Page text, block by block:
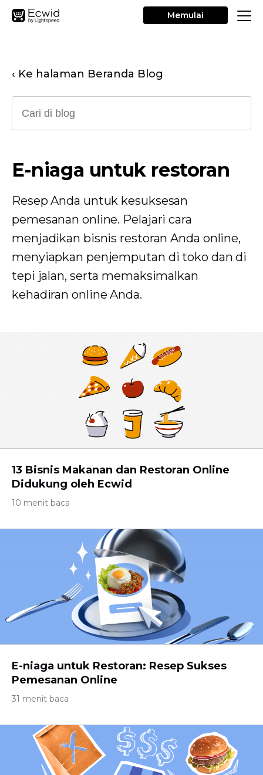
Memulai
‹ Ke halaman Beranda Blog
E-niaga untuk restoran
Resep Anda untuk kesuksesan
pemesanan online. Pelajari cara
menjadikan bisnis restoran Anda online,
menyiapkan penjemputan di toko dan di
tepi jalan, serta memaksimalkan
kehadiran online Anda.
13 Bisnis Makanan dan Restoran Online
Didukung oleh Ecwid
10 menit baca
E-niaga untuk Restoran: Resep Sukses
Pemesanan Online
31 menit baca